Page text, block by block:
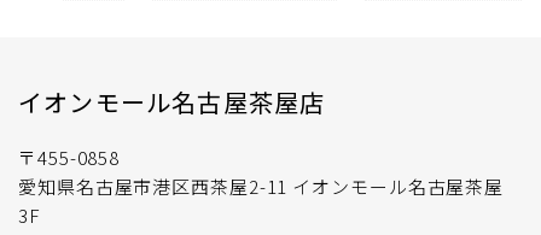
イオンモール名古屋茶屋店
〒455-0858
愛知県名古屋市港区西茶屋2-11 イオンモール名古屋茶屋
3F